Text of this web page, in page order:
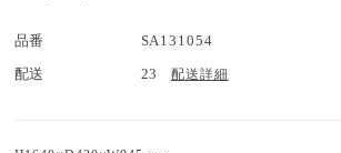
品番
SA131054
配送
23 配送詳細